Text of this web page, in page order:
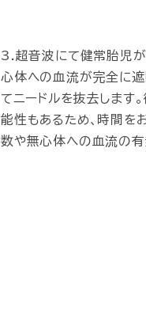
3.超音波にて健常胎児が
心体への血流が完全に
てニードルを抜去します
能性もあるため、時間を
数や無心体への血流の有